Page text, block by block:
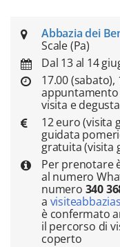
Abbazia dei
Scale (Pa)
Dal 13 al 14
17.00 (sabato),
visita e
12 euro (visita
guidata
gratuita (visita
Per prenotare
al numero
numero 340
a
è confermato
il percorso di
coperto